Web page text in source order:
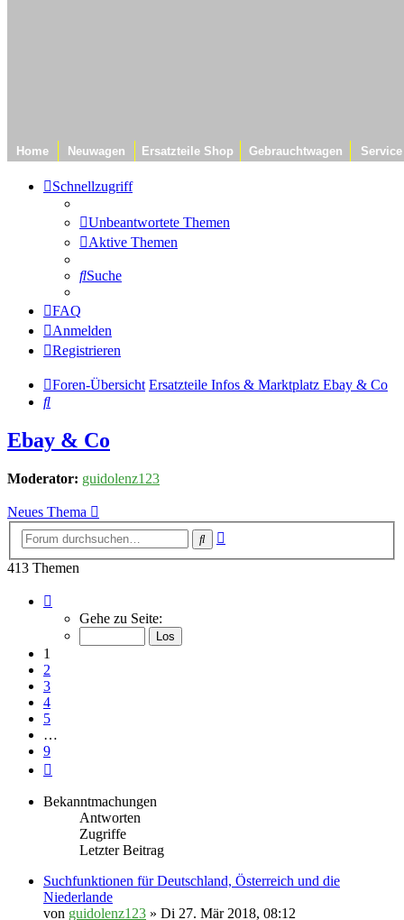
Home Neuwagen Ersatzteile Shop Gebrauchtwagen Service
Schnellzugriff
Unbeantwortete Themen
Aktive Themen
Suche
FAQ
Anmelden
Registrieren
Foren-Übersicht Ersatzteile Infos & Marktplatz Ebay & Co
Suche
Ebay & Co
Moderator: guidolenz123
Neues Thema
Suche
413 Themen
von
Gehe zu Seite:
1
2
3
4
5
…
9
Bekanntmachungen
Antworten
Zugriffe
Letzter Beitrag
Suchfunktionen für Deutschland, Österreich und die
Niederlande
von guidolenz123 » Di 27. Mär 2018, 08:12